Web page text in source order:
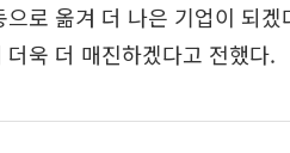
로 옮겨 더 나은 기업이 되
욱 더 매진하겠다고 전했다.